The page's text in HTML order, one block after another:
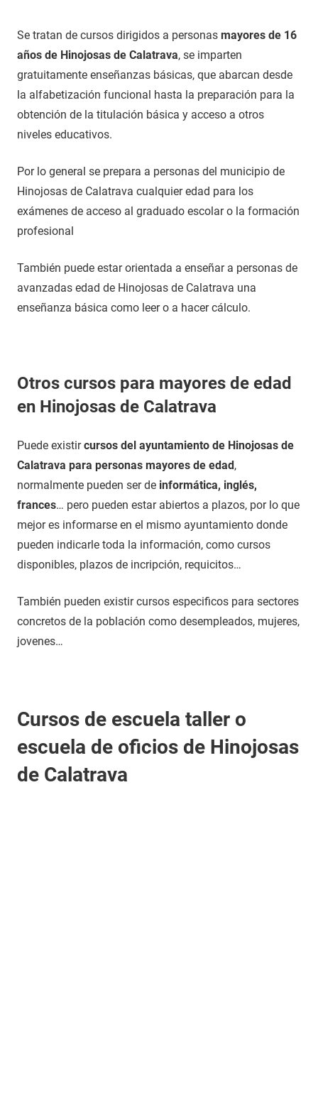
Se tratan de cursos dirigidos a personas mayores de 16
años de Hinojosas de Calatrava, se imparten
gratuitamente enseñanzas básicas, que abarcan desde
la alfabetización funcional hasta la preparación para la
obtención de la titulación básica y acceso a otros
niveles educativos.
Por lo general se prepara a personas del municipio de
Hinojosas de Calatrava cualquier edad para los
exámenes de acceso al graduado escolar o la formación
profesional
También puede estar orientada a enseñar a personas de
avanzadas edad de Hinojosas de Calatrava una
enseñanza básica como leer o a hacer cálculo.
Otros cursos para mayores de edad
en Hinojosas de Calatrava
Puede existircursos del ayuntamiento de Hinojosas de
Calatrava para personas mayores de edad,
normalmente pueden ser de informática, inglés,
frances… pero pueden estar abiertos a plazos, por lo que
mejor es informarse en el mismo ayuntamiento donde
pueden indicarle toda la información, como cursos
disponibles, plazos de incripción, requicitos…
También pueden existir cursos especificos para sectores
concretos de la población como desempleados, mujeres,
jovenes…
Cursos de escuela taller o
escuela de oficios de Hinojosas
de Calatrava